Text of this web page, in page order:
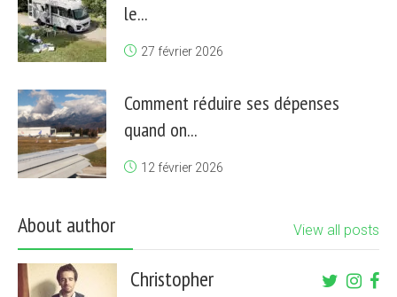
le...
27 février 2026
Comment réduire ses dépenses
quand on...
12 février 2026
About author View all posts
Christopher